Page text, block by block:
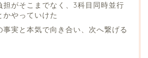
担がそこまでなく、3科目同時並行
かやっていけた
事実と本気で向き合い、次へ繋げる